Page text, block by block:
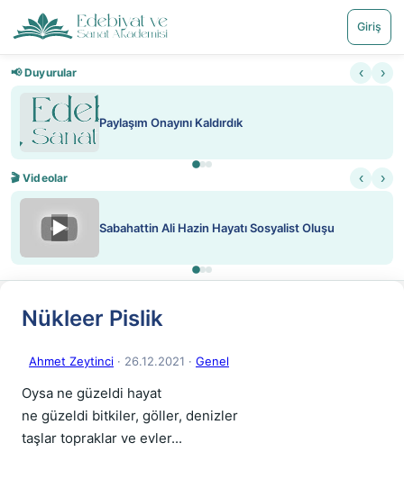
Giriş
📢 Duyurular ‹ ›
Paylaşım Onayını Kaldırdık
🎬 Videolar ‹ ›
▶ Sabahattin Ali Hazin Hayatı Sosyalist Oluşu
Nükleer Pislik
Ahmet Zeytinci · 26.12.2021 · Genel
Oysa ne güzeldi hayat
ne güzeldi bitkiler, göller, denizler
taşlar topraklar ve evler...